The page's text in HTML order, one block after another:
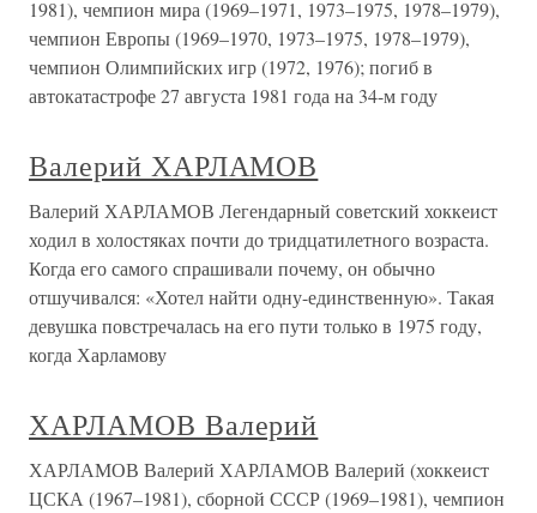
1981), чемпион мира (1969–1971, 1973–1975, 1978–1979),
чемпион Европы (1969–1970, 1973–1975, 1978–1979),
чемпион Олимпийских игр (1972, 1976); погиб в
автокатастрофе 27 августа 1981 года на 34-м году
Валерий ХАРЛАМОВ
Валерий ХАРЛАМОВ Легендарный советский хоккеист
ходил в холостяках почти до тридцатилетного возраста.
Когда его самого спрашивали почему, он обычно
отшучивался: «Хотел найти одну-единственную». Такая
девушка повстречалась на его пути только в 1975 году,
когда Харламову
ХАРЛАМОВ Валерий
ХАРЛАМОВ Валерий ХАРЛАМОВ Валерий (хоккеист
ЦСКА (1967–1981), сборной СССР (1969–1981), чемпион